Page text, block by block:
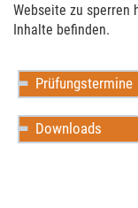
Web­seite zu sperren
Inhalte befinden.
Prüfungstermine
Downloads